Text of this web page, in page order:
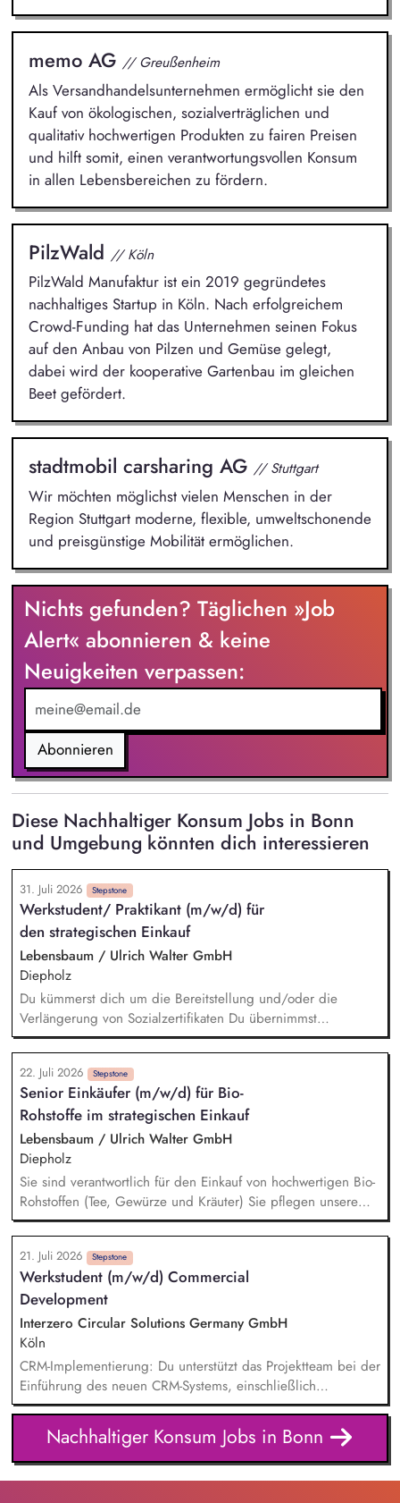
memo AG // Greußenheim
Als Versandhandelsunternehmen ermöglicht sie den
Kauf von ökologischen, sozialverträglichen und
qualitativ hochwertigen Produkten zu fairen Preisen
und hilft somit, einen verantwortungsvollen Konsum
in allen Lebensbereichen zu fördern.
PilzWald // Köln
PilzWald Manufaktur ist ein 2019 gegründetes
nachhaltiges Startup in Köln. Nach erfolgreichem
Crowd-Funding hat das Unternehmen seinen Fokus
auf den Anbau von Pilzen und Gemüse gelegt,
dabei wird der kooperative Gartenbau im gleichen
Beet gefördert.
stadtmobil carsharing AG // Stuttgart
Wir möchten möglichst vielen Menschen in der
Region Stuttgart moderne, flexible, umweltschonende
und preisgünstige Mobilität ermöglichen.
Nichts gefunden? Täglichen »Job
Alert« abonnieren & keine
Neuigkeiten verpassen:
Abonnieren
Diese Nachhaltiger Konsum Jobs in Bonn
und Umgebung könnten dich interessieren
31. Juli 2026 Stepstone
Werkstudent/ Praktikant (m/w/d) für
den strategischen Einkauf
Lebensbaum / Ulrich Walter GmbH
Diepholz
Du kümmerst dich um die Bereitstellung und/oder die
Verlängerung von Sozialzertifikaten Du übernimmst
verschiedene Recherchetätigkeiten Du hilfst bei der
Angebotserstellung und kümmerst dich um das
Stammdatenmanagement Du unterstützt uns bei den
Vorbereitungen für Audits Du kümmerst dich um das
Informations- und Datenmanagement im Bereich Einkauf
22. Juli 2026 Stepstone
Senior Einkäufer (m/w/d) für Bio-
Rohstoffe im strategischen Einkauf
Lebensbaum / Ulrich Walter GmbH
Diepholz
Sie sind verantwortlich für den Einkauf von hochwertigen Bio-
Rohstoffen (Tee, Gewürze und Kräuter) Sie pflegen unsere
Lieferantenbeziehungen und entwickeln diese strategisch
weiter Sie analysieren den Markt und bauen neue nachhaltige
Beschaffungsquellen im Ursprung auf Die Umsetzung von
Verbesserungspotenzialen und Innovationen entlang der
Lieferkette gehört zu Ihren Aufgaben Sie arbeiten eng mit
den Abteilungen Produktentwicklung, Qualitätswesen,
Marketing und Vertrieb zusammen
21. Juli 2026 Stepstone
Werkstudent (m/w/d) Commercial
Development
Interzero Circular Solutions Germany GmbH
Köln
CRM-Implementierung: Du unterstützt das Projektteam bei der
Einführung des neuen CRM-Systems, einschließlich
Datenpflege, Testing und Begleitung des Rollouts.
Tagesgeschäft Commercial Development: Du übernimmst
operative Aufgaben im Tagesgeschäft, etwa die Pflege von
Dashboards, die Betreuung des Reklamationstools sowie die
Vorbereitung von Unterlagen für Board-Meetings.
Nachhaltiger Konsum Jobs in Bonn